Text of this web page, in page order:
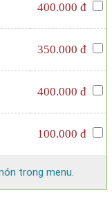
400.000 đ
350.000 đ
400.000 đ
100.000 đ
trong menu.